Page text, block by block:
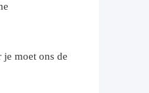
moet ons de